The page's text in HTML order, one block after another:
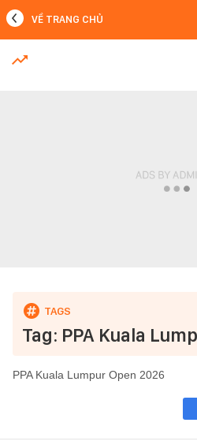
MỚI NHẤT
VỀ TRANG CHỦ
Tag: PPA Kuala
PPA Kuala Lumpur Open 2026